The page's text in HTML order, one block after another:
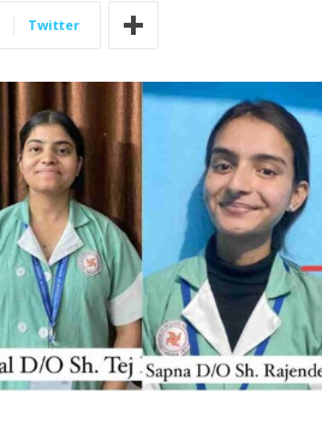
Twitter